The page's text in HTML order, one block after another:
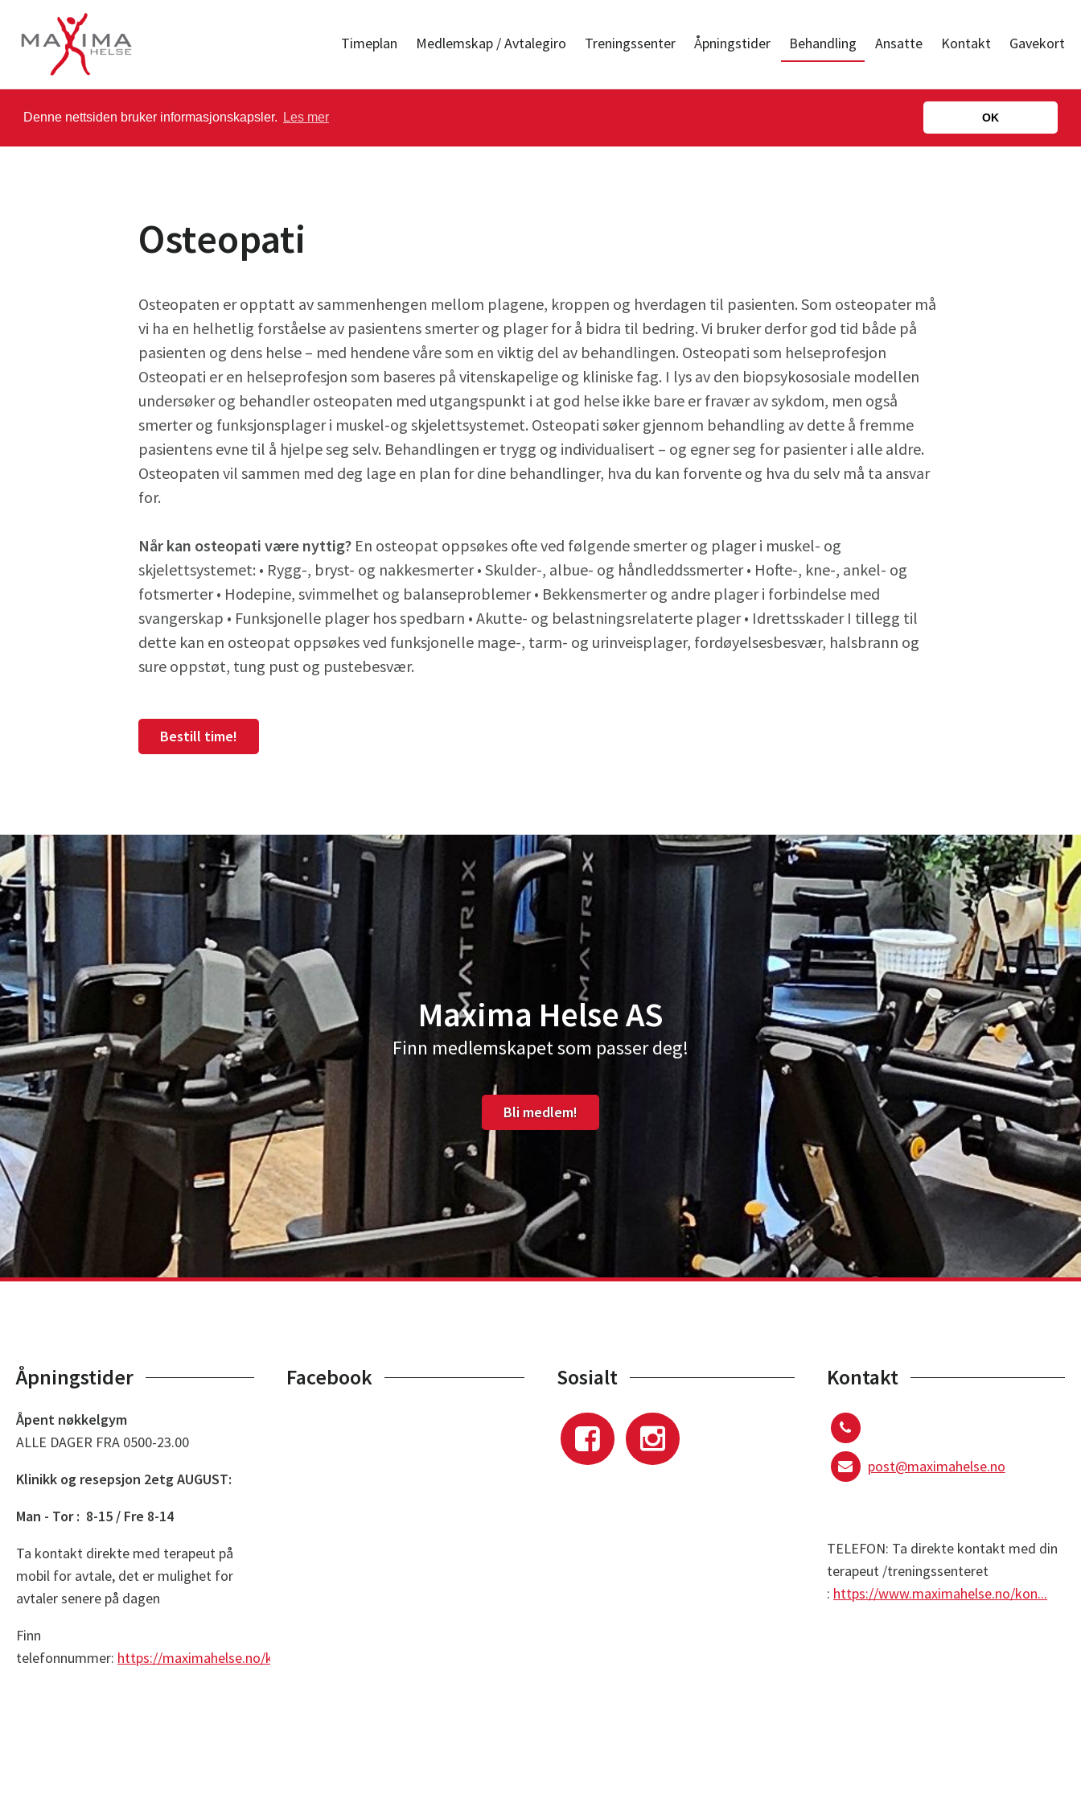
Denne nettsiden bruker informasjonskapsler. Les mer OK
Timeplan Medlemskap / Avtalegiro Treningssenter Åpningstider Behandling Ansatte Kontakt Gavekort
Osteopati
Osteopaten er opptatt av sammenhengen mellom plagene, kroppen og hverdagen til pasienten. Som osteopater må
vi ha en helhetlig forståelse av pasientens smerter og plager for å bidra til bedring. Vi bruker derfor god tid både på
pasienten og dens helse – med hendene våre som en viktig del av behandlingen. Osteopati som helseprofesjon
Osteopati er en helseprofesjon som baseres på vitenskapelige og kliniske fag. I lys av den biopsykososiale modellen
undersøker og behandler osteopaten med utgangspunkt i at god helse ikke bare er fravær av sykdom, men også
smerter og funksjonsplager i muskel-og skjelettsystemet. Osteopati søker gjennom behandling av dette å fremme
pasientens evne til å hjelpe seg selv. Behandlingen er trygg og individualisert – og egner seg for pasienter i alle aldre.
Osteopaten vil sammen med deg lage en plan for dine behandlinger, hva du kan forvente og hva du selv må ta ansvar
for.
Når kan osteopati være nyttig? En osteopat oppsøkes ofte ved følgende smerter og plager i muskel- og
skjelettsystemet: • Rygg-, bryst- og nakkesmerter • Skulder-, albue- og håndleddssmerter • Hofte-, kne-, ankel- og
fotsmerter • Hodepine, svimmelhet og balanseproblemer • Bekkensmerter og andre plager i forbindelse med
svangerskap • Funksjonelle plager hos spedbarn • Akutte- og belastningsrelaterte plager • Idrettsskader I tillegg til
dette kan en osteopat oppsøkes ved funksjonelle mage-, tarm- og urinveisplager, fordøyelsesbesvær, halsbrann og
sure oppstøt, tung pust og pustebesvær.
Bestill time!
Maxima Helse AS
Finn medlemskapet som passer deg!
Bli medlem!
Åpningstider
Åpent nøkkelgym
ALLE DAGER FRA 0500-23.00
Klinikk og resepsjon 2etg AUGUST:
Man - Tor : 8-15 / Fre 8-14
Ta kontakt direkte med terapeut på
mobil for avtale, det er mulighet for
avtaler senere på dagen
Finn
telefonnummer: https://maximahelse.no/kontakt
Facebook Sosialt Kontakt
post@maximahelse.no
TELEFON: Ta direkte kontakt med din
terapeut /treningssenteret
: https://www.maximahelse.no/kon...